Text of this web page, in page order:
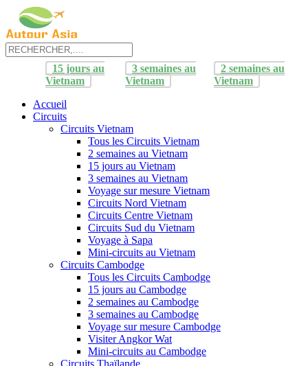
15 jours au
Vietnam
3 semaines au
Vietnam
2 semaines au
Vietnam
Accueil
Circuits
Circuits Vietnam
Tous les Circuits Vietnam
2 semaines au Vietnam
15 jours au Vietnam
3 semaines au Vietnam
Voyage sur mesure Vietnam
Circuits Nord Vietnam
Circuits Centre Vietnam
Circuits Sud du Vietnam
Voyage à Sapa
Mini-circuits au Vietnam
Circuits Cambodge
Tous les Circuits Cambodge
15 jours au Cambodge
2 semaines au Cambodge
3 semaines au Cambodge
Voyage sur mesure Cambodge
Visiter Angkor Wat
Mini-circuits au Cambodge
Circuits Thaïlande